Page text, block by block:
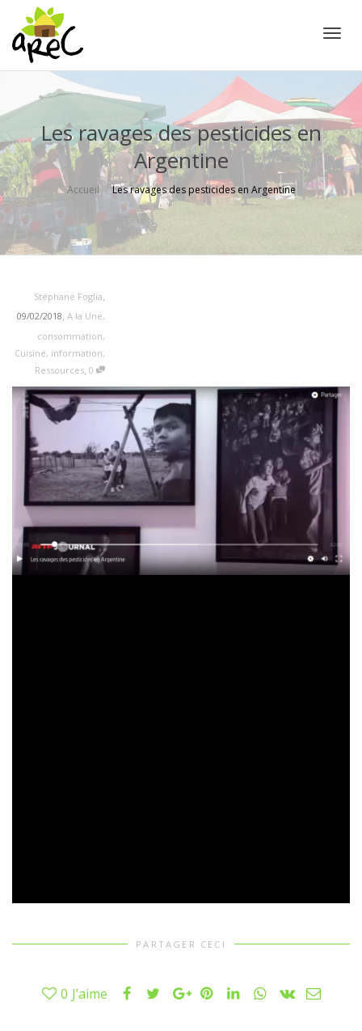
Les ravages des pesticides en
Argentine
Accueil Les ravages des pesticides en Argentine
Stéphane Foglia,
09/02/2018, A la Une,
consommation,
Cuisine, information,
Ressources, 0
PARTAGER CECI
0 J’aime